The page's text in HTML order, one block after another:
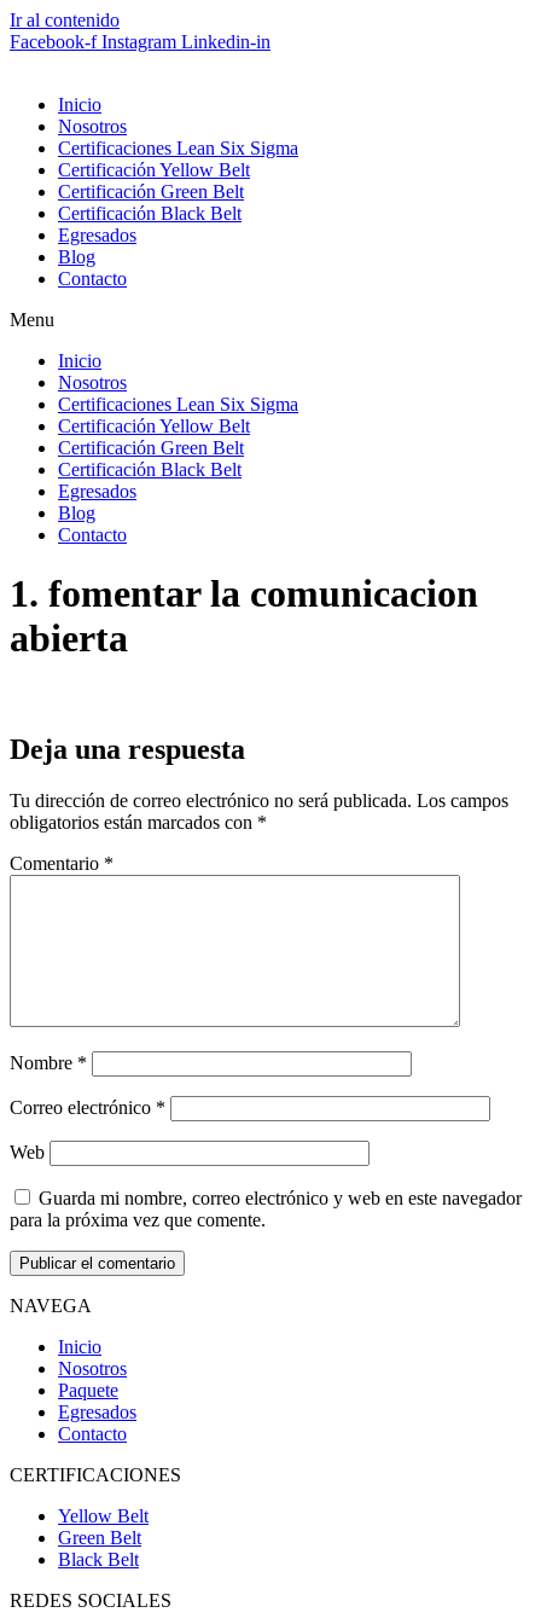
Ir al contenido
Facebook-f Instagram Linkedin-in
Inicio
Nosotros
Certificaciones Lean Six Sigma
Certificación Yellow Belt
Certificación Green Belt
Certificación Black Belt
Egresados
Blog
Contacto
Menu
Inicio
Nosotros
Certificaciones Lean Six Sigma
Certificación Yellow Belt
Certificación Green Belt
Certificación Black Belt
Egresados
Blog
Contacto
1. fomentar la comunicacion
abierta
Deja una respuesta
Tu dirección de correo electrónico no será publicada. Los campos
obligatorios están marcados con *
Comentario *
Nombre *
Correo electrónico *
Web
Guarda mi nombre, correo electrónico y web en este navegador
para la próxima vez que comente.
NAVEGA
Inicio
Nosotros
Paquete
Egresados
Contacto
CERTIFICACIONES
Yellow Belt
Green Belt
Black Belt
REDES SOCIALES